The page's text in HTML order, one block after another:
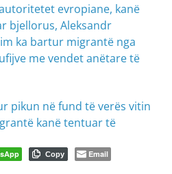
evropiane, kanë
bjellorus, Aleksandr
ka bartur migrantë nga
me vendet anëtare të
pikun në fund të verës vitin
kanë tentuar të
Copy Email